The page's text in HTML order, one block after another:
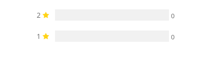
2 0
1 0